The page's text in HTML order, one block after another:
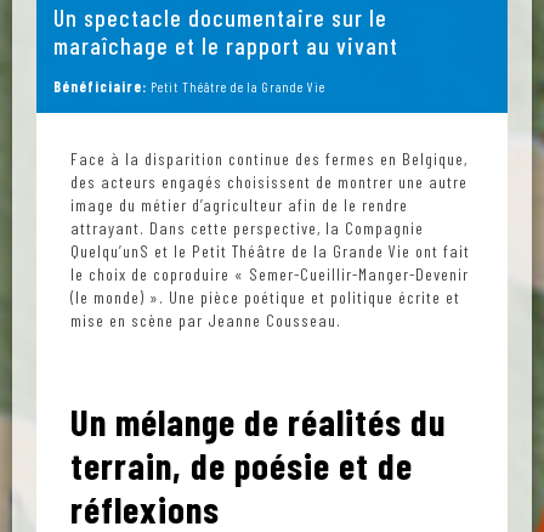
Un spectacle documentaire sur le
maraîchage et le rapport au vivant
Bénéficiaire: Petit Théâtre de la Grande Vie
Face à la disparition continue des fermes en Belgique,
des acteurs engagés choisissent de montrer une autre
image du métier d’agriculteur afin de le rendre
attrayant. Dans cette perspective, la Compagnie
Quelqu’unS et le Petit Théâtre de la Grande Vie ont fait
le choix de coproduire « Semer-Cueillir-Manger-Devenir
(le monde) ». Une pièce poétique et politique écrite et
mise en scène par Jeanne Cousseau.
Un mélange de réalités du
terrain, de poésie et de
réflexions